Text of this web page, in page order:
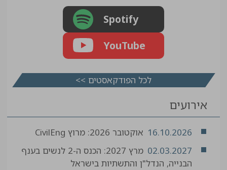
Spotify
YouTube
לכל הפודקאסטים >>
אירועים
16.10.2026 אוקטובר 2026: מרוץ CivilEng
02.03.2027
מרץ 2027: הכנס ה-2 לנשים בענף
הבנייה, הנדל"ן והתשתיות בישראל